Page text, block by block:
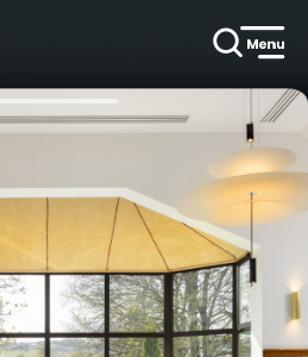
Coffrets Cadeaux Gastronomiques au restaurant Alcôve